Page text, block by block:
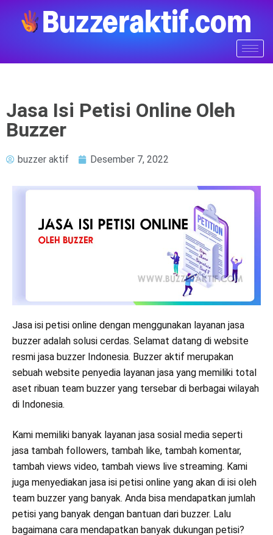
Jasa Isi Petisi Online Oleh
Buzzer
buzzer aktif Desember 7, 2022
Jasa isi petisi online dengan menggunakan layanan jasa
buzzer adalah solusi cerdas. Selamat datang di website
resmi jasa buzzer Indonesia. Buzzer aktif merupakan
sebuah website penyedia layanan jasa yang memiliki total
aset ribuan team buzzer yang tersebar di berbagai wilayah
di Indonesia.
Kami memiliki banyak layanan jasa sosial media seperti
jasa tambah followers, tambah like, tambah komentar,
tambah views video, tambah views live streaming. Kami
juga menyediakan jasa isi petisi online yang akan di isi oleh
team buzzer yang banyak. Anda bisa mendapatkan jumlah
petisi yang banyak dengan bantuan dari buzzer. Lalu
bagaimana cara mendapatkan banyak dukungan petisi?